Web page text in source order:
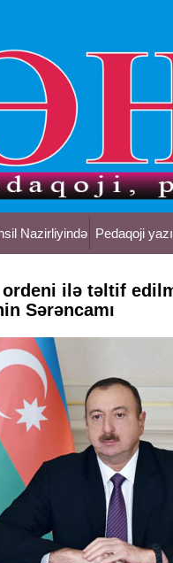
Nazirliyində Pedaqoji
ilə təltif
Sərəncamı